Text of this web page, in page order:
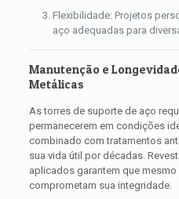
Flexibilidade: Projetos
aço adequadas para
Manutenção e
Metálicas
As torres de suporte de aço
permanecerem em condições
combinado com tratamentos
sua vida útil por décadas.
aplicados garantem que
comprometam sua integridade.